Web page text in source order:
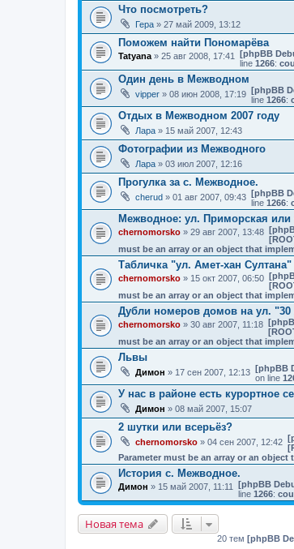
Что посмотреть?
Гера » 27 май 2009, 13:12
Поможем найти Пономарёва
Tatyana » 25 авг 2008, 17:41 [phpBB
line 1266:
Один день в Межводном
vipper » 08 июн 2008, 17:19 [phpBB
line 1266:
Отдых в Межводном 2007 году
Лара » 15 май 2007, 12:43
Фотографии из Межводного
Лара » 03 июл 2007, 12:16
Прогулка за с. Межводное.
cherud » 01 авг 2007, 09:43 [phpBB
line 1266:
Межводное: ул. Приморская
chernomorsko » 29 авг 2007, 13:48
must be an array or an object that
Табличка "ул. Амет-хан Султана"
chernomorsko » 15 окт 2007, 06:50
must be an array or an object that
Дубли номеров домов на ул.
chernomorsko » 30 авг 2007, 11:18
must be an array or an object that
Львы
Димон » 17 сен 2007, 12:13 [phpBB
on line
У нас в районе есть курортное
Димон » 08 май 2007, 15:07
2 шутки или всерьёз?
chernomorsko » 04 сен 2007, 12:42
Parameter must be an array or an
История с. Межводное.
Димон » 15 май 2007, 11:11 [phpBB
line 1266:
Новая тема
20 тем [phpBB